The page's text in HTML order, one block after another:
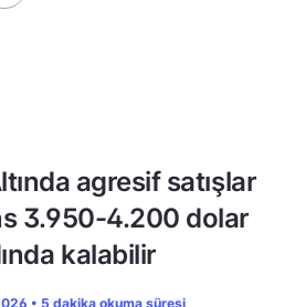
agresif satışlar
3.950-4.200 dolar
kalabilir
• 5 dakika okuma süresi